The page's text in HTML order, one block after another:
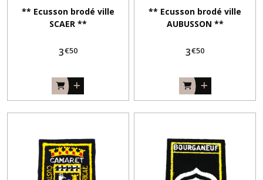
** Ecusson brodé ville
SCAER **
3€50
** Ecusson brodé ville
AUBUSSON **
3€50